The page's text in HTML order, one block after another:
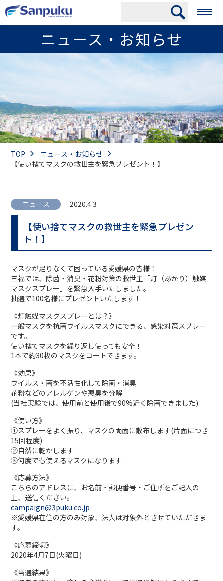
ニュース・お知らせ
TOP
ニュース・お知らせ
【使い捨てマスクの救世主を緊急プレゼント！】
ニュース 2020.4.3
【使い捨てマスクの救世主を緊急プレゼン
ト！】
マスクが足りなくて困っている愛媛県の皆様！
三福では、除菌・消臭・花粉対策の救世主「灯（あかり）触媒
マスクスプレー」を緊急入手いたしました。
抽選で100名様にプレゼントいたします！
《灯触媒マスクスプレーとは？》
一般マスクを抗菌ウイルスマスクにできる、感染対策スプレー
です。
使い捨てマスクを繰り返し使っても安全！
1本で約30枚のマスクをコートできます。
《効果》
ウイルス・菌を不活性化して除菌・消臭
花粉などのアレルゲンや悪臭を分解
(当社実験では、使用前と使用後で90%近く除菌できました)
《使い方》
①スプレーをよく振り、マスクの両面に散布します(片面につき
15回程度)
②自然に乾かします
③何度でも使えるマスクになります
《応募方法》
こちらのアドレスに、お名前・郵便番号・ご住所をご記入の
上、送信ください。
campaign@3puku.co.jp
※愛媛県在住の方のみ対象、法人は対象外とさせていただきま
す。
《応募締切》
2020年4月7日(火曜日)
《当選結果》